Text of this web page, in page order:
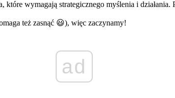
wymagają strategicznego myślenia i działania.
też zasnąć 😃), więc zaczynamy!
ad